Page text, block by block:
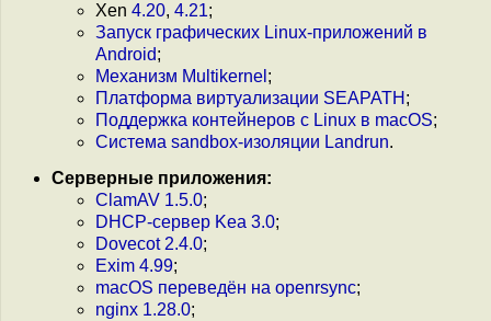
Xen 4.20, 4.21;
Запуск графических Linux-приложений в
Android;
Механизм Multikernel ;
Платформа виртуализации SEAPATH ;
Поддержка контейнеров с Linux в macOS;
Система sandbox-изоляции Landrun.
Серверные приложения:
ClamAV 1.5.0;
DHCP-сервер Kea 3.0;
Dovecot 2.4.0;
Exim 4.99;
macOS переведён на openrsync;
nginx 1.28.0;